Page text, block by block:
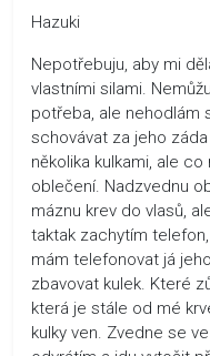
Hazuki
Nepotřebuju, aby mi
vlastními silami.
potřeba, ale nehodlám
schovávat za jeho
několika kulkami, ale
oblečení. Nadzvednu
máznu krev do vlasů,
taktak zachytím
mám telefonovat já
zbavovat kulek. Které
která je stále od mé
kulky ven. Zvedne se